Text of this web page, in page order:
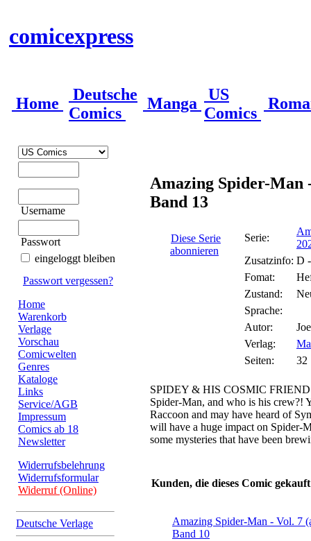
comicexpress
Home
Deutsche
Comics
Manga
US
Comics
Username
Passwort
eingeloggt bleiben
Passwort vergessen?
Home
Warenkorb
Verlage
Vorschau
Comicwelten
Genres
Kataloge
Links
Service/AGB
Impressum
Comics ab 18
Newsletter
Widerrufsbelehrung
Widerrufsformular
Widerruf (Online)
Deutsche Verlage
Amazing Spider-Man
Band 13
Diese Serie
abonnieren
Serie:
Zusatzinfo: D
Fomat:
Zustand:
Sprache:
Autor:
Verlag:
Seiten:
32
SPIDEY & HIS COSMIC
Spider-Man, and who is his crew?!
Raccoon and may have heard of
will have a huge impact on Spider-
some mysteries that have been
Kunden, die dieses Comic
Amazing Spider-Man - Vol. 7
Band 10